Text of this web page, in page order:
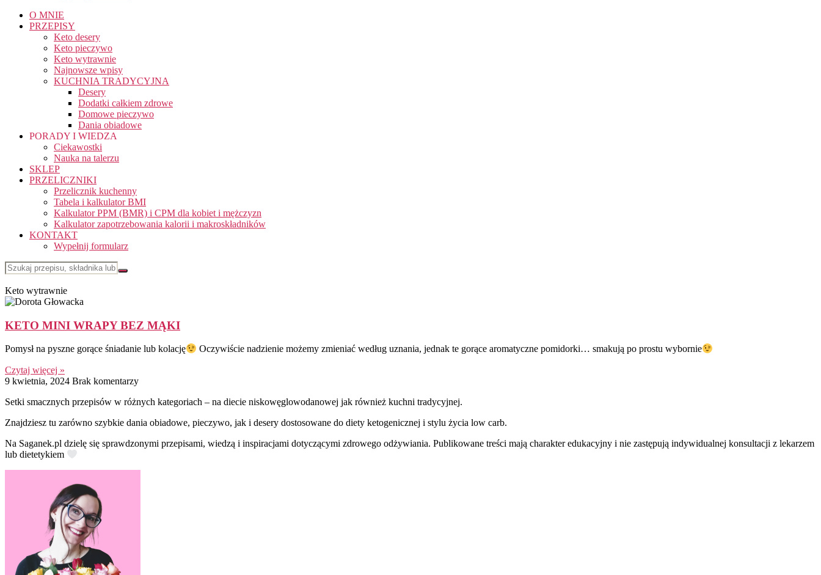
O MNIE
PRZEPISY
Keto desery
Keto pieczywo
Keto wytrawnie
Najnowsze wpisy
KUCHNIA TRADYCYJNA
Desery
Dodatki całkiem zdrowe
Domowe pieczywo
Dania obiadowe
PORADY I WIEDZA
Ciekawostki
Nauka na talerzu
SKLEP
PRZELICZNIKI
Przelicznik kuchenny
Tabela i kalkulator BMI
Kalkulator PPM (BMR) i CPM dla kobiet i mężczyzn
Kalkulator zapotrzebowania kalorii i makroskładników
KONTAKT
Wypełnij formularz
Keto wytrawnie
KETO MINI WRAPY BEZ MĄKI
Pomysł na pyszne gorące śniadanie lub kolację
Oczywiście nadzienie możemy zmieniać według uznania, jednak te gorące aromatyczne pomidorki… smakują po prostu wybornie
Czytaj więcej »
9 kwietnia, 2024 Brak komentarzy
Setki smacznych przepisów w różnych kategoriach – na diecie niskowęglowodanowej jak również kuchni tradycyjnej.
Znajdziesz tu zarówno szybkie dania obiadowe, pieczywo, jak i desery dostosowane do diety ketogenicznej i stylu życia low carb.
Na Saganek.pl dzielę się sprawdzonymi przepisami, wiedzą i inspiracjami dotyczącymi zdrowego odżywiania. Publikowane treści mają charakter edukacyjny i nie zastępują indywidualnej konsultacji z lekarzem
lub dietetykiem